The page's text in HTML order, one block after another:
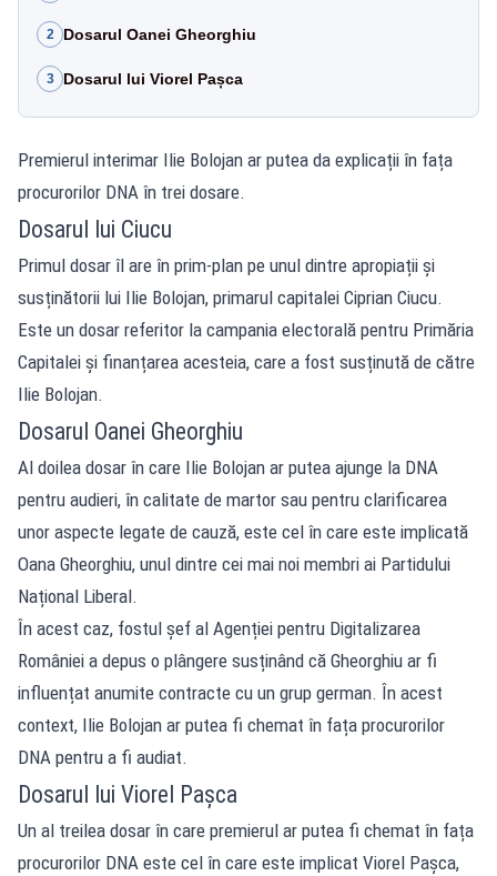
2 Dosarul Oanei Gheorghiu
3 Dosarul lui Viorel Pașca
Premierul interimar Ilie Bolojan ar putea da explicații în fața
procurorilor DNA în trei dosare.
Dosarul lui Ciucu
Primul dosar îl are în prim-plan pe unul dintre apropiații și
susținătorii lui Ilie Bolojan, primarul capitalei Ciprian Ciucu.
Este un dosar referitor la campania electorală pentru Primăria
Capitalei și finanțarea acesteia, care a fost susținută de către
Ilie Bolojan.
Dosarul Oanei Gheorghiu
Al doilea dosar în care Ilie Bolojan ar putea ajunge la DNA
pentru audieri, în calitate de martor sau pentru clarificarea
unor aspecte legate de cauză, este cel în care este implicată
Oana Gheorghiu, unul dintre cei mai noi membri ai Partidului
Național Liberal.
În acest caz, fostul șef al Agenției pentru Digitalizarea
României a depus o plângere susținând că Gheorghiu ar fi
influențat anumite contracte cu un grup german. În acest
context, Ilie Bolojan ar putea fi chemat în fața procurorilor
DNA pentru a fi audiat.
Dosarul lui Viorel Pașca
Un al treilea dosar în care premierul ar putea fi chemat în fața
procurorilor DNA este cel în care este implicat Viorel Pașca,